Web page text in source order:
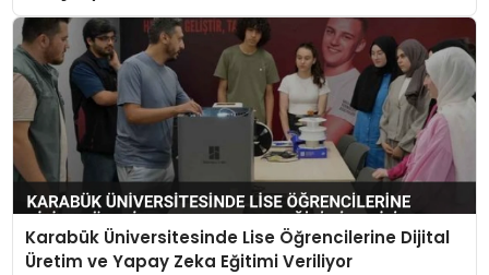
Karabük Üniversitesinde Lise Öğrencilerine Dijital
Üretim ve Yapay Zeka Eğitimi Veriliyor